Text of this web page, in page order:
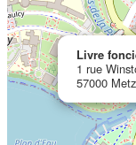
Livre
1 rue
57000 Metz